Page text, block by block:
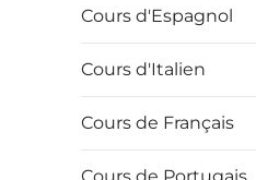
Cours d'Espagnol
Cours d'Italien
Cours de Français